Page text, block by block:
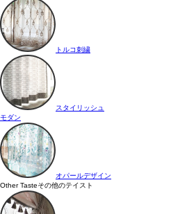
トルコ刺繍
スタイリッシュ
モダン
オパールデザイン
Other Tasteその他のテイスト